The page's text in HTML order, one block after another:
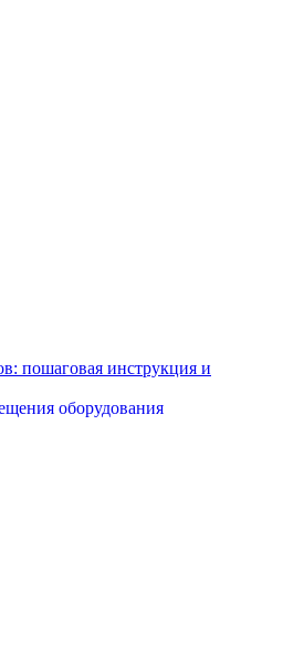
пошаговая инструкция и